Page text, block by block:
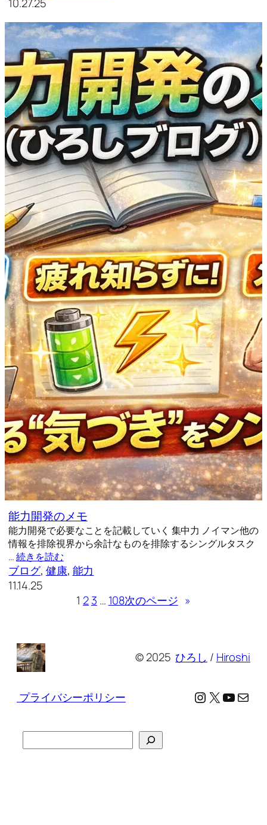
10.27.25
能力開発のメモ
能力開発で必要なことを記載していく 集中力 ノイマン他の
情報を排除視界から余計なものを排除するシングルタスク
…続きを読む
ブログ, 健康, 能力
11.14.25
1 23 … 108次のページ »
© 2025ひろし / Hiroshi
プライバシーポリシー Instagram
X メール
索